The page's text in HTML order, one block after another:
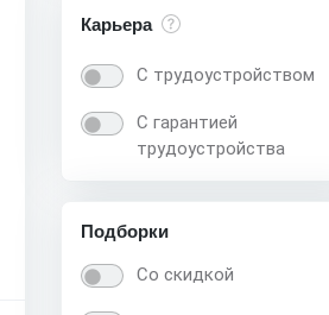
Карьера
С трудоустройством
С гарантией
трудоустройства
Подборки
Со скидкой